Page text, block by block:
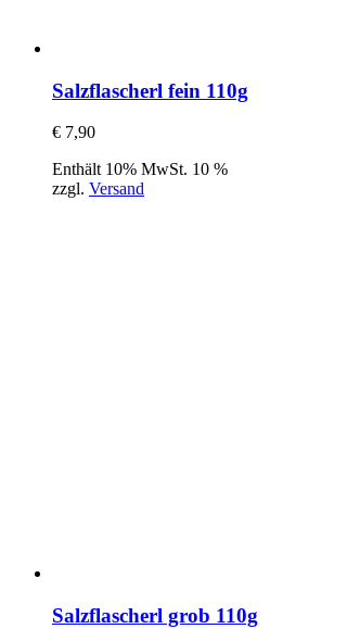
Salzflascherl fein 110g
€ 7,90
Enthält 10% MwSt. 10 %
zzgl. Versand
Salzflascherl grob 110g